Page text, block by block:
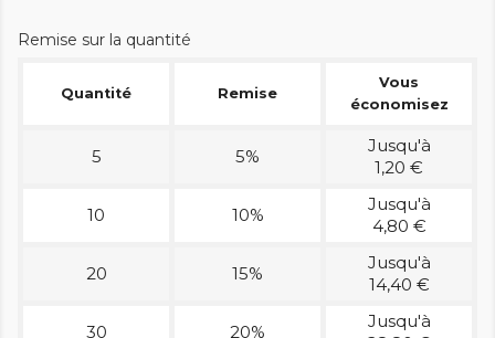
Remise sur la quantité
Quantité Remise
Vous
économisez
5 5%
Jusqu'à
1,20 €
10 10%
Jusqu'à
4,80 €
20 15%
Jusqu'à
14,40 €
30 20%
Jusqu'à